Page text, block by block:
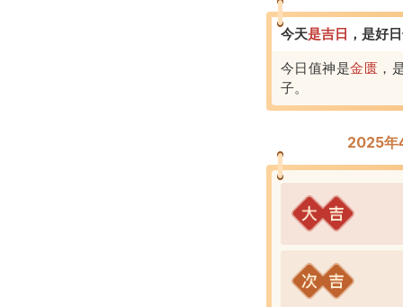
今天是吉 日 ， 是好
今日值神是金匮 ，
子。
2025年